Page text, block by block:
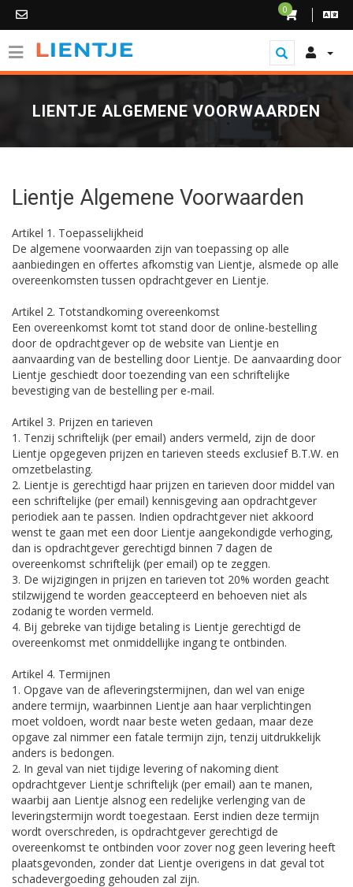
0
LIENTJE ALGEMENE VOORWAARDEN
Lientje Algemene Voorwaarden
Artikel 1. Toepasselijkheid
De algemene voorwaarden zijn van toepassing op alle
aanbiedingen en offertes afkomstig van Lientje, alsmede op alle
overeenkomsten tussen opdrachtgever en Lientje.
Artikel 2. Totstandkoming overeenkomst
Een overeenkomst komt tot stand door de online-bestelling
door de opdrachtgever op de website van Lientje en
aanvaarding van de bestelling door Lientje. De aanvaarding door
Lientje geschiedt door toezending van een schriftelijke
bevestiging van de bestelling per e-mail.
Artikel 3. Prijzen en tarieven
1. Tenzij schriftelijk (per email) anders vermeld, zijn de door
Lientje opgegeven prijzen en tarieven steeds exclusief B.T.W. en
omzetbelasting.
2. Lientje is gerechtigd haar prijzen en tarieven door middel van
een schriftelijke (per email) kennisgeving aan opdrachtgever
periodiek aan te passen. Indien opdrachtgever niet akkoord
wenst te gaan met een door Lientje aangekondigde verhoging,
dan is opdrachtgever gerechtigd binnen 7 dagen de
overeenkomst schriftelijk (per email) op te zeggen.
3. De wijzigingen in prijzen en tarieven tot 20% worden geacht
stilzwijgend te worden geaccepteerd en behoeven niet als
zodanig te worden vermeld.
4. Bij gebreke van tijdige betaling is Lientje gerechtigd de
overeenkomst met onmiddellijke ingang te ontbinden.
Artikel 4. Termijnen
1. Opgave van de afleveringstermijnen, dan wel van enige
andere termijn, waarbinnen Lientje aan haar verplichtingen
moet voldoen, wordt naar beste weten gedaan, maar deze
opgave zal nimmer een fatale termijn zijn, tenzij uitdrukkelijk
anders is bedongen.
2. In geval van niet tijdige levering of nakoming dient
opdrachtgever Lientje schriftelijk (per email) aan te manen,
waarbij aan Lientje alsnog een redelijke verlenging van de
leveringstermijn wordt toegestaan. Eerst indien deze termijn
wordt overschreden, is opdrachtgever gerechtigd de
overeenkomst te ontbinden voor zover nog geen levering heeft
plaatsgevonden, zonder dat Lientje overigens in dat geval tot
schadevergoeding gehouden zal zijn.